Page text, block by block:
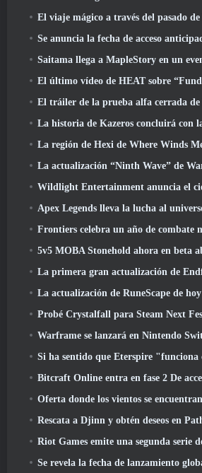
El viaje mágico a través del pasado de la región de Hexi comienza
Se anuncia la fecha de acceso anticipado de Steam para el
Saitama llega a MapleStory en un evento de
El último vídeo de HEAT sobre “Fundamentos” explica cómo
El tráiler de la prueba alfa cerrada de Last Paradise nos recuerda cómo es
La historia de Kazeros concluirá con la actualización
La región de Hexi de Where Winds Meet todavía tiene lo que los jugadores aman y
La actualización “Ninth Wave” de War Thunder
Wildlight Entertainment anuncia el cierre del juego
Apex Legends lleva la lucha al universo Gundam
Frontiers celebra un año de combate mecánico
5v5 MOBA Stonehold ahora en beta
La primera gran actualización de Endfield viene
La actualización de RuneScape de hoy hace que los estilos de combate originales
Probé Crystalfall para Steam Next Fest y
Warframe se lanzará en Nintendo Switch 2 Justo a tiempo para la próxima
Si ha sentido que Eterspire "funciona como una mierda", El
Bitcraft Online entra en fase 2 De
Oferta donde los vientos se encuentran Mire la primera gran
Rescata a Djinn y obtén deseos en Path Of
Riot Games emite una segunda serie
Se revela la fecha de lanzamiento global de